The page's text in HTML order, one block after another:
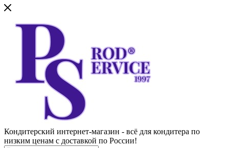
Кондитерский интернет-магазин - всё для кондитера по
низким ценам с доставкой по России!